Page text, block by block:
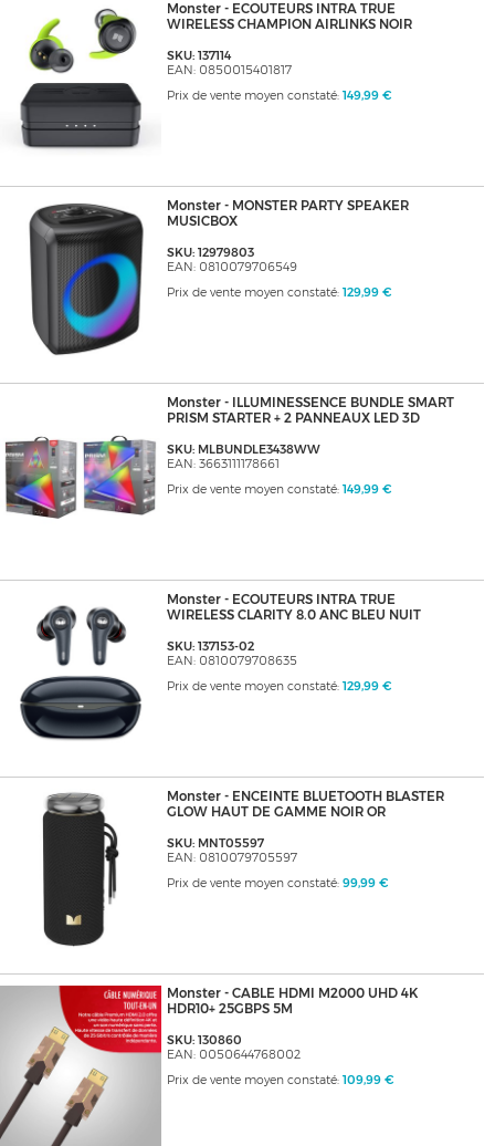
Monster - ECOUTEURS INTRA TRUE
WIRELESS CHAMPION AIRLINKS NOIR
SKU: 137114
EAN: 0850015401817
Prix de vente moyen constaté: 149,99 €
Monster - MONSTER PARTY SPEAKER
MUSICBOX
SKU: 12979803
EAN: 0810079706549
Prix de vente moyen constaté: 129,99 €
Monster - ILLUMINESSENCE BUNDLE SMART
PRISM STARTER + 2 PANNEAUX LED 3D
SKU: MLBUNDLE3438WW
EAN: 3663111178661
Prix de vente moyen constaté: 149,99 €
Monster - ECOUTEURS INTRA TRUE
WIRELESS CLARITY 8.0 ANC BLEU NUIT
SKU: 137153-02
EAN: 0810079708635
Prix de vente moyen constaté: 129,99 €
Monster - ENCEINTE BLUETOOTH BLASTER
GLOW HAUT DE GAMME NOIR OR
SKU: MNT05597
EAN: 0810079705597
Prix de vente moyen constaté: 99,99 €
Monster - CABLE HDMI M2000 UHD 4K
HDR10+ 25GBPS 5M
SKU: 130860
EAN: 0050644768002
Prix de vente moyen constaté: 109,99 €